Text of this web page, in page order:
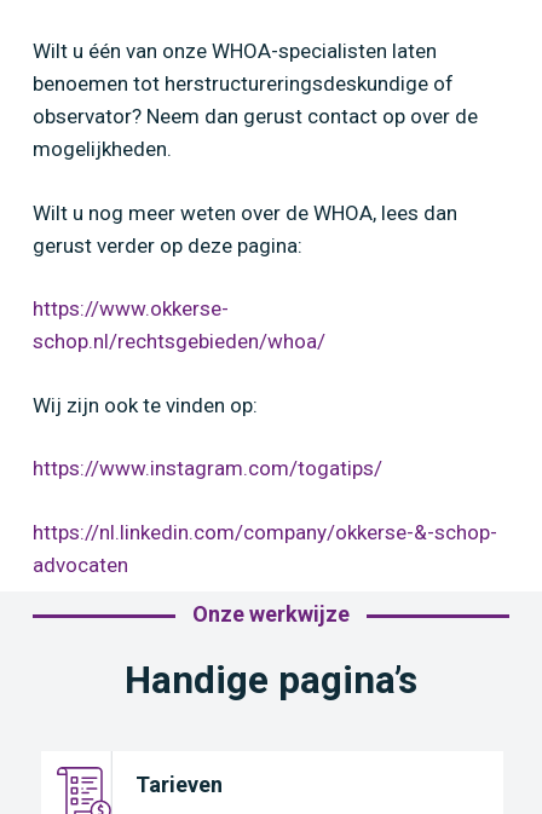
Wilt u één van onze WHOA-specialisten laten
benoemen tot herstructureringsdeskundige of
observator? Neem dan gerust contact op over de
mogelijkheden.
Wilt u nog meer weten over de WHOA, lees dan
gerust verder op deze pagina:
https://www.okkerse-
schop.nl/rechtsgebieden/whoa/
Wij zijn ook te vinden op:
https://www.instagram.com/togatips/
https://nl.linkedin.com/company/okkerse-&-schop-
advocaten
Onze werkwijze
Handige pagina’s
Tarieven